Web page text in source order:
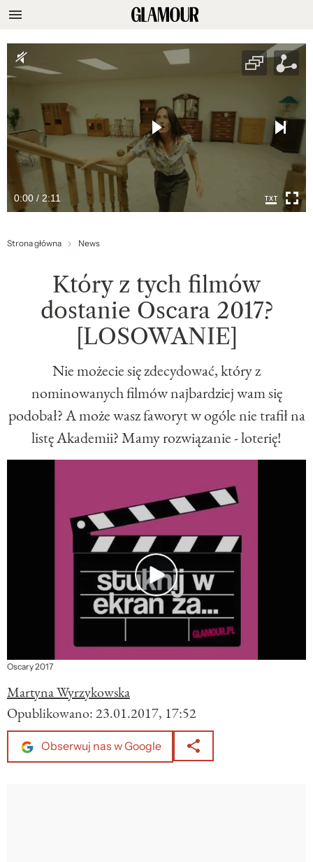
0:00 / 2:11
Strona główna News
Który z tych filmów
dostanie Oscara 2017?
[LOSOWANIE]
Nie możecie się zdecydować, który z
nominowanych filmów najbardziej wam się
podobał? A może wasz faworyt w ogóle nie trafił na
listę Akademii? Mamy rozwiązanie - loterię!
Oscary 2017
Martyna Wyrzykowska
Opublikowano:23.01.2017, 17:52
Obserwuj nas w Google